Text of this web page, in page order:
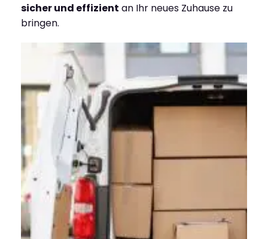
sicher und effizient an Ihr neues Zuhause zu
bringen.